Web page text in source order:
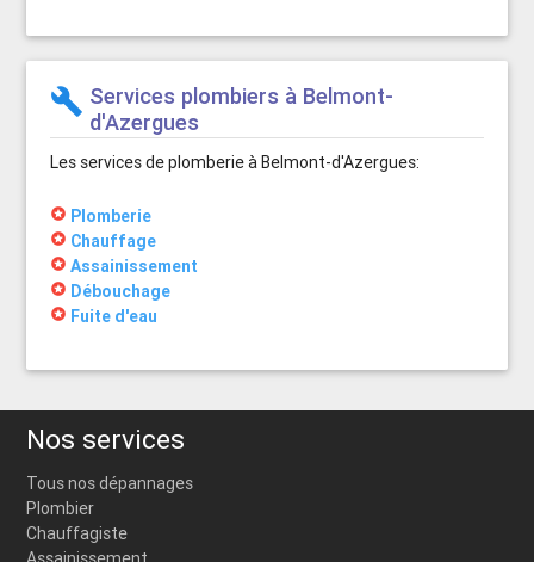
build Services plombiers à Belmont-
d'Azergues
Les services de plomberie à Belmont-d'Azergues:
stars Plomberie
stars Chauffage
stars Assainissement
stars Débouchage
stars Fuite d'eau
Nos services
Tous nos dépannages
Plombier
Chauffagiste